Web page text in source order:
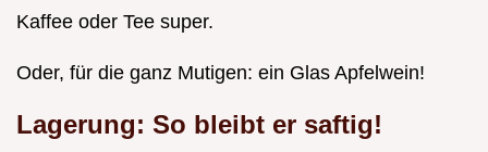
Kaffee oder Tee super.
Oder, für die ganz Mutigen: ein Glas Apfelwein!
Lagerung: So bleibt er saftig!